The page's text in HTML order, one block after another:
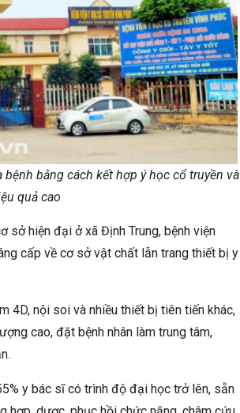
bằng cách kết hợp ý học cổ truyền và
quả cao
sở hiện đại ở xã Định Trung, bệnh viện
cấp về cơ sở vật chất lẫn trang thiết bị y
4D, nội soi và nhiều thiết bị tiên tiến khác,
cao, đặt bệnh nhân làm trung tâm,
y bác sĩ có trình độ đại học trở lên, sẵn